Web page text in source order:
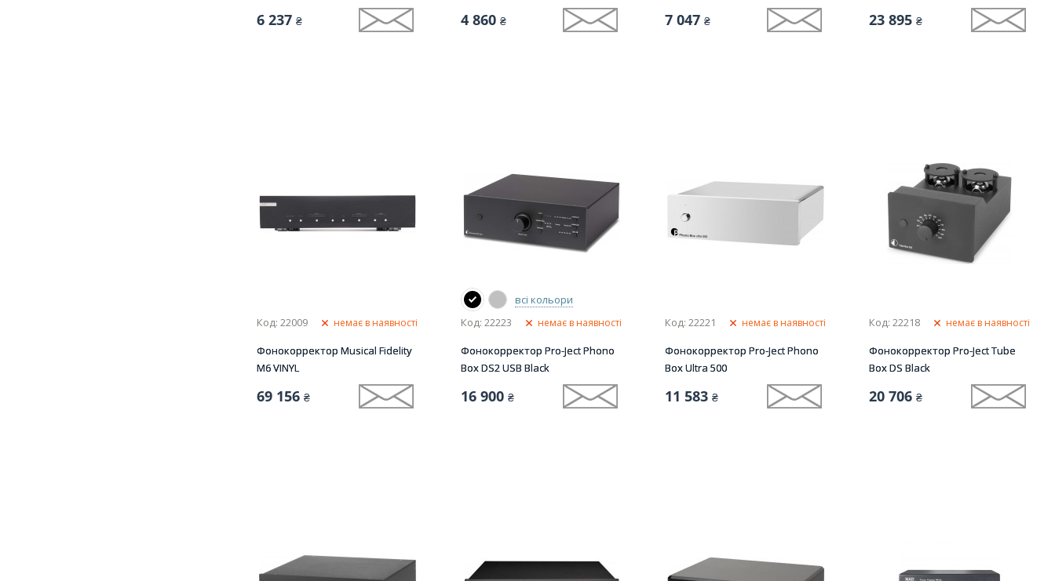
6 237 ₴ 4 860 ₴ 7 047 ₴ 23 895 ₴
Код: 22009 немає в наявності
Фонокорректор Musical Fidelity
M6 VINYL
69 156 ₴
всі кольори
Код: 22223
немає в наявності
Фонокорректор Pro-Ject Phono
Box DS2 USB Black
16 900 ₴
Код: 22221 немає в наявності
Фонокорректор Pro-Ject Phono
Box Ultra 500
11 583 ₴
Код: 22218 немає в наявності
Фонокорректор Pro-Ject Tube
Box DS Black
20 706 ₴